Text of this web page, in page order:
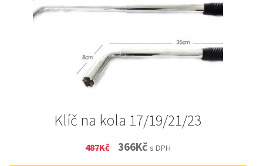
Klíč na kola 17/19/21/23
487Kč
Original
366KčCurrent
s DPH